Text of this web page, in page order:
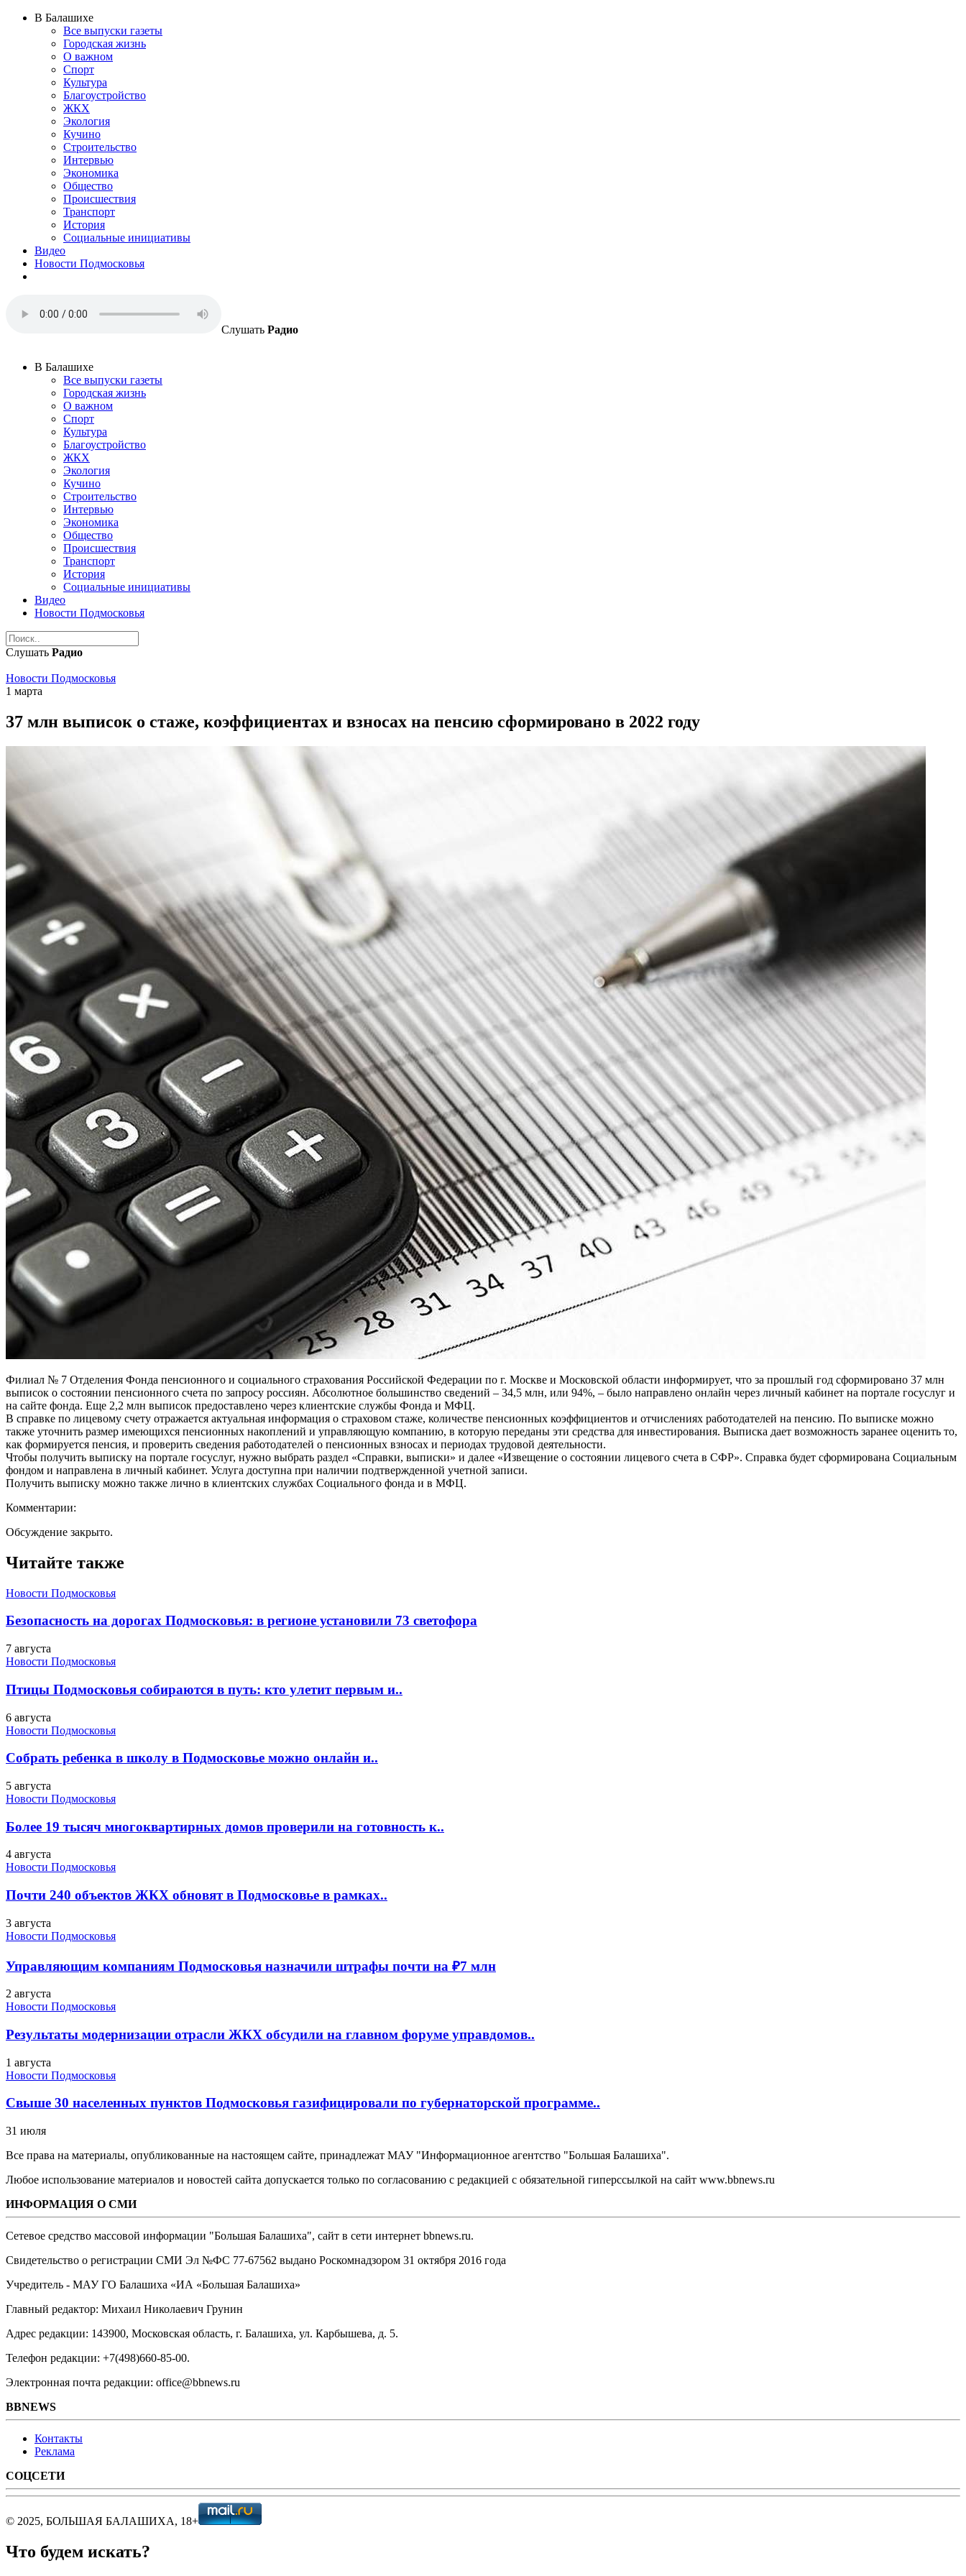
В Балашихе
Все выпуски газеты
Городская жизнь
О важном
Спорт
Культура
Благоустройство
ЖКХ
Экология
Кучино
Строительство
Интервью
Экономика
Общество
Происшествия
Транспорт
История
Социальные инициативы
Видео
Новости Подмосковья
Слушать Радио
В Балашихе
Все выпуски газеты
Городская жизнь
О важном
Спорт
Культура
Благоустройство
ЖКХ
Экология
Кучино
Строительство
Интервью
Экономика
Общество
Происшествия
Транспорт
История
Социальные инициативы
Видео
Новости Подмосковья
Слушать Радио
Новости Подмосковья
1 марта
37 млн выписок о стаже, коэффициентах и взносах на пенсию сформировано в 2022 году
Филиал № 7 Отделения Фонда пенсионного и социального страхования Российской Федерации по г. Москве и Московской области информирует, что за прошлый год сформировано 37 млн
выписок о состоянии пенсионного счета по запросу россиян. Абсолютное большинство сведений – 34,5 млн, или 94%, – было направлено онлайн через личный кабинет на портале госуслуг и
на сайте фонда. Еще 2,2 млн выписок предоставлено через клиентские службы Фонда и МФЦ.
В справке по лицевому счету отражается актуальная информация о страховом стаже, количестве пенсионных коэффициентов и отчислениях работодателей на пенсию. По выписке можно
также уточнить размер имеющихся пенсионных накоплений и управляющую компанию, в которую переданы эти средства для инвестирования. Выписка дает возможность заранее оценить то,
как формируется пенсия, и проверить сведения работодателей о пенсионных взносах и периодах трудовой деятельности.
Чтобы получить выписку на портале госуслуг, нужно выбрать раздел «Справки, выписки» и далее «Извещение о состоянии лицевого счета в СФР». Справка будет сформирована Социальным
фондом и направлена в личный кабинет. Услуга доступна при наличии подтвержденной учетной записи.
Получить выписку можно также лично в клиентских службах Социального фонда и в МФЦ.
Комментарии:
Обсуждение закрыто.
Читайте также
Новости Подмосковья
Безопасность на дорогах Подмосковья: в регионе установили 73 светофора
7 августа
Новости Подмосковья
Птицы Подмосковья собираются в путь: кто улетит первым и..
6 августа
Новости Подмосковья
Собрать ребенка в школу в Подмосковье можно онлайн и..
5 августа
Новости Подмосковья
Более 19 тысяч многоквартирных домов проверили на готовность к..
4 августа
Новости Подмосковья
Почти 240 объектов ЖКХ обновят в Подмосковье в рамках..
3 августа
Новости Подмосковья
Управляющим компаниям Подмосковья назначили штрафы почти на ₽7 млн
2 августа
Новости Подмосковья
Результаты модернизации отрасли ЖКХ обсудили на главном форуме управдомов..
1 августа
Новости Подмосковья
Свыше 30 населенных пунктов Подмосковья газифицировали по губернаторской программе..
31 июля
Все права на материалы, опубликованные на настоящем сайте, принадлежат МАУ "Информационное агентство "Большая Балашиха".
Любое использование материалов и новостей сайта допускается только по согласованию с редакцией с обязательной гиперссылкой на сайт www.bbnews.ru
ИНФОРМАЦИЯ О СМИ
Сетевое средство массовой информации "Большая Балашиха", сайт в сети интернет bbnews.ru.
Свидетельство о регистрации СМИ Эл №ФС ‎77-67562 выдано Роскомнадзором 31 октября 2016 года
Учредитель - МАУ ГО Балашиха «ИА «Большая Балашиха»
Главный редактор: Михаил Николаевич Грунин
Адрес редакции: 143900, Московская область, г. Балашиха, ул. Карбышева, д. 5.
Телефон редакции: +7(498)660-85-00.
Электронная почта редакции: office@bbnews.ru
BBNEWS
Контакты
Реклама
СОЦСЕТИ
© 2025, БОЛЬШАЯ БАЛАШИХА, 18+
Что будем искать?